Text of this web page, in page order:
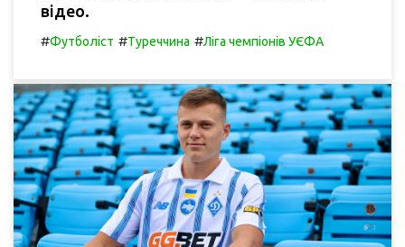
відео.
#Футболіст #Туреччина #Ліга чемпіонів УЄФА